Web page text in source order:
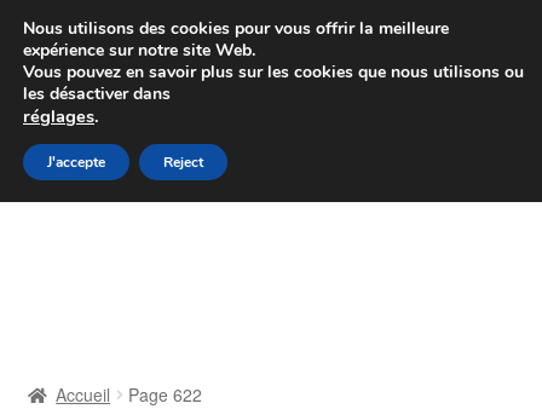
Colissimo livraison à partir de 7 EUR
Du lundi au vendredi de 9 h à 16 h
Aller
à
Aller
au
Accueil Page 622
Nous utilisons des cookies pour vous offrir la meilleure
expérience sur notre site Web.
Vous pouvez en savoir plus sur les cookies que nous utilisons ou
les désactiver dans
réglages.
J'accepte Reject